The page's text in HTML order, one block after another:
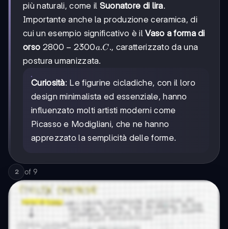
più naturali, come il Suonatore di lira.
Importante anche la produzione ceramica, di
cui un esempio significativo è ilVaso a forma di
orso 2800
-2300
a.C.
2800 − 2300a.C., caratterizzato da una
postura umanizzata.
Curiosità: Le figurine cicladiche, con il loro
design minimalista ed essenziale, hanno
influenzato molti artisti moderni come
Picasso e Modigliani, che ne hanno
apprezzato la semplicità delle forme.
2 of 9